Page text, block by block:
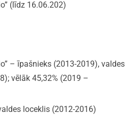
(līdz 16.06.202)
– īpašnieks (2013-2019), valdes
vēlāk 45,32% (2019 –
loceklis (2012-2016)